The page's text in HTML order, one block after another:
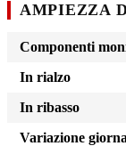
AMPIEZZA
Componenti
In rialzo
In ribasso
Variazione